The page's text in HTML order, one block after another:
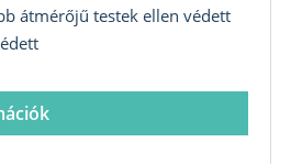
átmérőjű testek ellen védett